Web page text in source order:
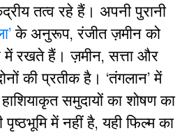
तत्व रहे हैं। अपनी पुरानी
के अनुरूप, रंजीत ज़मीन को
रखते हैं। ज़मीन, सत्ता और
की प्रतीक है। ‘तंगलान’ में
समुदायों का शोषण का
में नहीं है, यही फिल्म का